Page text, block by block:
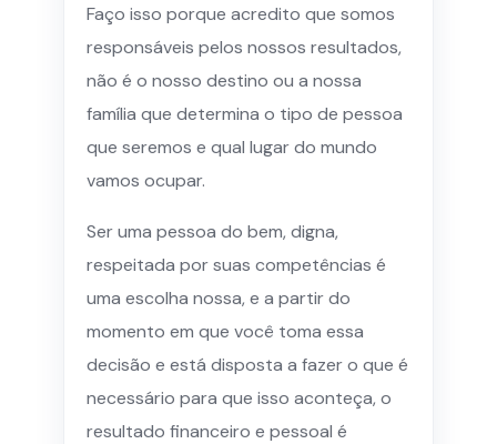
Faço isso porque acredito que somos
responsáveis pelos nossos resultados,
não é o nosso destino ou a nossa
família que determina o tipo de pessoa
que seremos e qual lugar do mundo
vamos ocupar.
Ser uma pessoa do bem, digna,
respeitada por suas competências é
uma escolha nossa, e a partir do
momento em que você toma essa
decisão e está disposta a fazer o que é
necessário para que isso aconteça, o
resultado financeiro e pessoal é